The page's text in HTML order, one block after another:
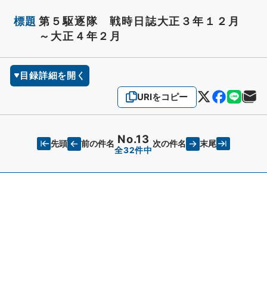
標題 第５駆逐隊 戦時日誌大正３年１２月
～大正４年２月
目録詳細を開く
URIをコピー
先頭 前の件名 No.13
全32件中
次の件名 末尾